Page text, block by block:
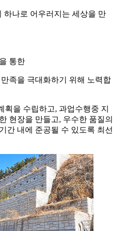
하나로 어우러지는 세상을 만
통한
족을 극대화하기 위해 노력합
획을 수립하고, 과업수행중 지
현장을 만들고, 우수한 품질의
간 내에 준공될 수 있도록 최선